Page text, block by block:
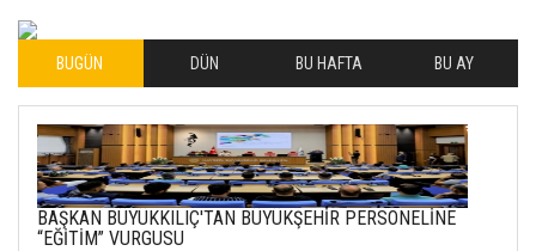
İLHAN YILMAZ
SOFRADA AYRIMCILIK
VAR
26 Subat 2026
METİN ERTEM
BUGÜN DÜN BU HAFTA BU AY
BAŞKAN BÜYÜKKILIÇ'TAN BÜYÜKŞEHİR PERSONELİNE
“EĞİTİM” VURGUSU